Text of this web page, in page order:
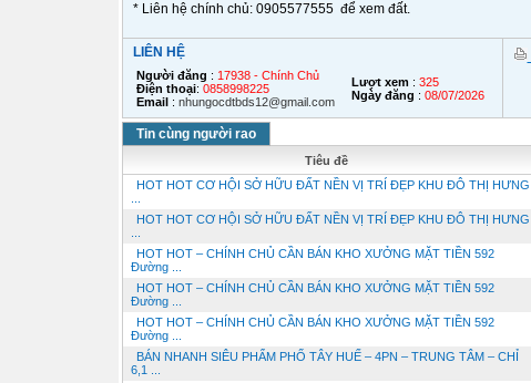
* Liên hệ chính chủ: 0905577555 để xem đất.
LIÊN HỆ
Người đăng : 17938 - Chính Chủ
Điện thoại: 0858998225
Email: nhungocdtbds12@gmail.com
Lượt xem: 325
Ngày đăng : 08/07/2026
Tin cùng người rao
Tiêu đề
HOT HOT CƠ HỘI SỞ HỮU ĐẤT NỀN VỊ TRÍ ĐẸP KHU ĐÔ THỊ HƯNG
HOT HOT CƠ HỘI SỞ HỮU ĐẤT NỀN VỊ TRÍ ĐẸP KHU ĐÔ THỊ HƯNG
HOT HOT – CHÍNH CHỦ CẦN BÁN KHO XƯỞNG MẶT TIỀN 592
Đường ...
HOT HOT – CHÍNH CHỦ CẦN BÁN KHO XƯỞNG MẶT TIỀN 592
Đường ...
HOT HOT – CHÍNH CHỦ CẦN BÁN KHO XƯỞNG MẶT TIỀN 592
Đường ...
BÁN NHANH SIÊU PHẨM PHỐ TÂY HUẾ – 4PN – TRUNG TÂM – CHỈ
6,1 ...